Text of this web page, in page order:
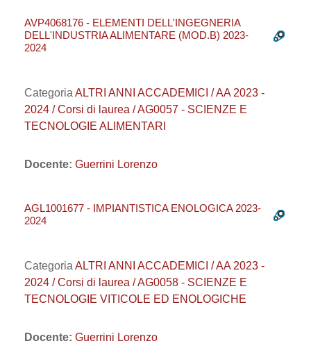
AVP4068176 - ELEMENTI DELL'INGEGNERIA
DELL'INDUSTRIA ALIMENTARE (MOD.B) 2023-
2024
Categoria ALTRI ANNI ACCADEMICI / AA 2023 -
2024 / Corsi di laurea / AG0057 - SCIENZE E
TECNOLOGIE ALIMENTARI
Docente: Guerrini Lorenzo
AGL1001677 - IMPIANTISTICA ENOLOGICA 2023-
2024
Categoria ALTRI ANNI ACCADEMICI / AA 2023 -
2024 / Corsi di laurea / AG0058 - SCIENZE E
TECNOLOGIE VITICOLE ED ENOLOGICHE
Docente: Guerrini Lorenzo